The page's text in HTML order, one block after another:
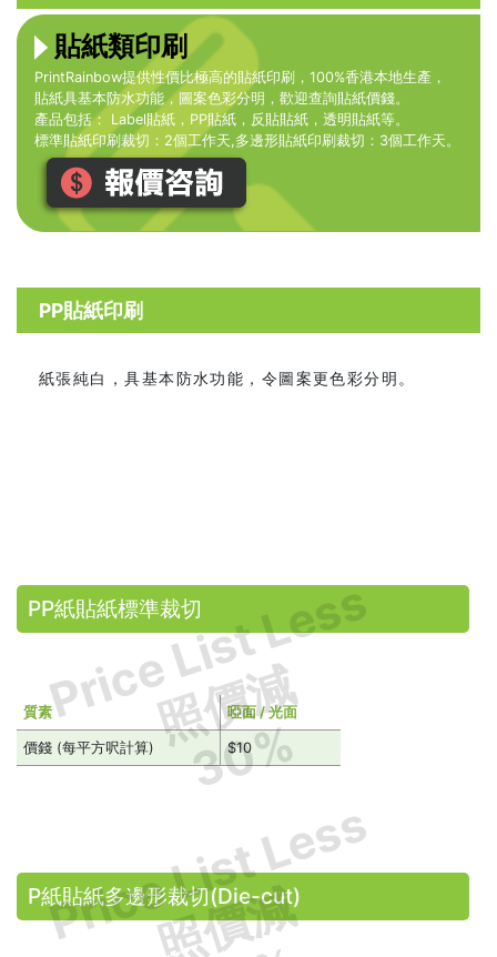
貼紙類印刷
PrintRainbow提供性價比極高的貼紙印刷，100%香港本地生產，
貼紙具基本防水功能，圖案色彩分明，歡迎查詢貼紙價錢。
產品包括： Label貼紙，PP貼紙，反貼貼紙，透明貼紙等。
標準貼紙印刷裁切：2個工作天,多邊形貼紙印刷裁切：3個工作天。
PP貼紙印刷
紙張純白，具基本防水功能，令圖案更色彩分明。
Price List Less
照價減
30%
Price List Less
照價減
PP紙貼紙標準裁切
質素 啞面 / 光面
價錢 (每平方呎計算) $10
P紙貼紙多邊形裁切(Die-cut)